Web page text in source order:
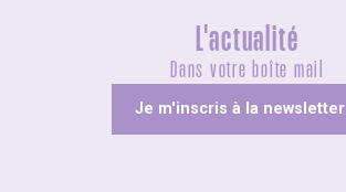
L'actualité
Dans votre boîte mail
Je m'inscris à la newsletter